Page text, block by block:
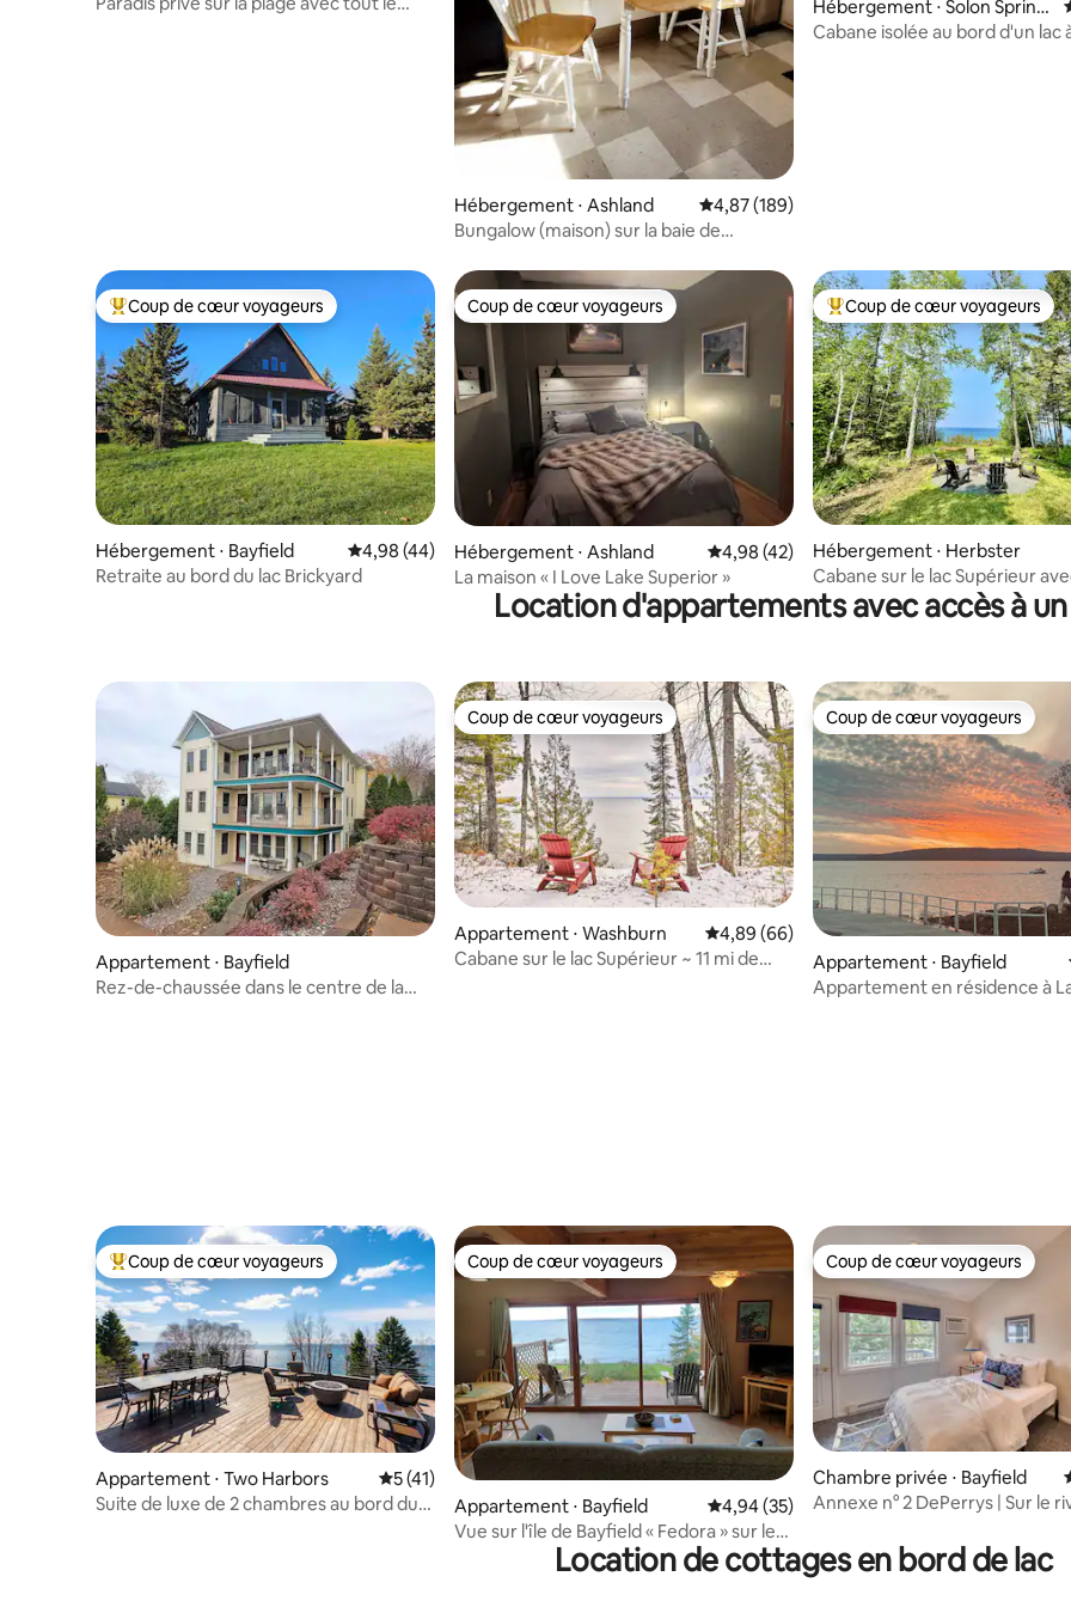
Hébergement ⋅ Ashland Évaluation moyenne sur la base de 189
4,87 (189)
Bungalow (maison) sur la baie de
Hébergement ⋅ Solon Spring
s
Cabane isolée au bord d'un lac
Coups de cœur voyageurs les plus appréciés
Coup de cœur voyageurs
Hébergement ⋅ Bayfield Évaluation moyenne sur la base de 44 commentaires : 4,98 sur 5
4,98 (44)
Retraite au bord du lac Brickyard
Coup de cœur voyageurs
Coup de cœur voyageurs
Hébergement ⋅ Ashland Évaluation moyenne sur la base de 42
4,98 (42)
La maison « I Love Lake Superior »
Coups de cœur voyageurs les
Coup de cœur voyageurs
Hébergement ⋅ Herbster
Cabane sur le lac Supérieur
privé à la plage !
Location d'appartements avec accès à
Appartement ⋅ Bayfield
Rez-de-chaussée dans le centre de la
Coup de cœur voyageurs
Coup de cœur voyageurs
Appartement ⋅ Washburn Évaluation moyenne sur la base de 66
4,89 (66)
Cabane sur le lac Supérieur ~ 11 mi de
Coup de cœur voyageurs
Coup de cœur voyageurs
Appartement ⋅ Bayfield
Appartement en résidence à
Coups de cœur voyageurs les plus appréciés
Coup de cœur voyageurs
Appartement ⋅ Two Harbors Évaluation moyenne sur la base de 41 commentaires : 5 sur 5
5 (41)
Suite de luxe de 2 chambres au bord du
Coup de cœur voyageurs
Coup de cœur voyageurs
Appartement ⋅ Bayfield Évaluation moyenne sur la base de 35
4,94 (35)
Vue sur l'île de Bayfield « Fedora » sur le
lac Supérieur
Coup de cœur voyageurs
Coup de cœur voyageurs
Chambre privée ⋅ Bayfield
Annexe n° 2 DePerrys | Sur le
Location de cottages en bord de lac